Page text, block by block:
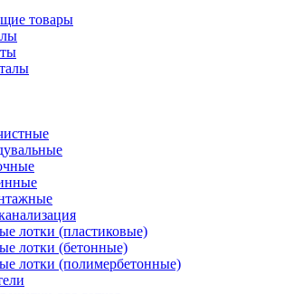
товары
лотки (пластиковые)
лотки (бетонные)
лотки (полимербетонные)